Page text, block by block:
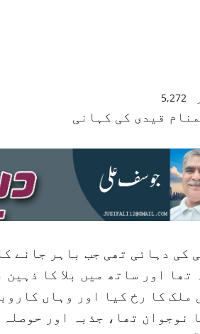
5,272
قیدی کی کہانی
کی دہائی تھی جب باہر جانے
تھا اور ساتھ میں بلا کا
نوجوان تھا، جذبہ اور